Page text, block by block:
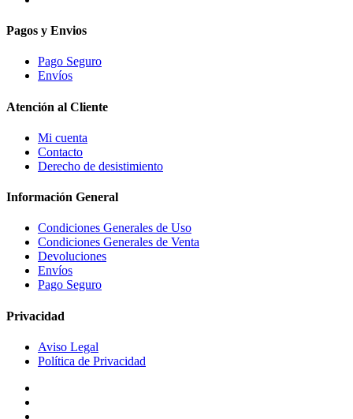
Pagos y Envios
Pago Seguro
Envíos
Atención al Cliente
Mi cuenta
Contacto
Derecho de desistimiento
Información General
Condiciones Generales de Uso
Condiciones Generales de Venta
Devoluciones
Envíos
Pago Seguro
Privacidad
Aviso Legal
Política de Privacidad